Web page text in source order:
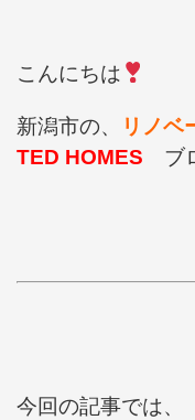
こんにちは
新潟市の、 リノベ
TED HOMES
ブ
今回の記事では、